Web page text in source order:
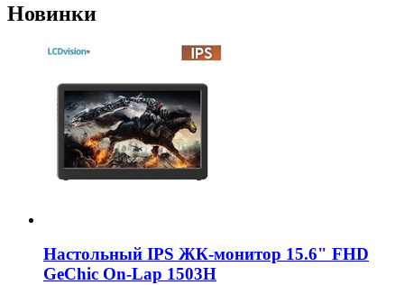
Новинки
Настольный IPS ЖК-монитор 15.6" FHD
GeСhic On-Lap 1503H